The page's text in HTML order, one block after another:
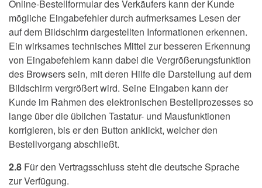
Online-Bestellformular des Verkäufers kann der Kunde
mögliche Eingabefehler durch aufmerksames Lesen der
auf dem Bildschirm dargestellten Informationen erkennen.
Ein wirksames technisches Mittel zur besseren Erkennung
von Eingabefehlern kann dabei die Vergrößerungsfunktion
des Browsers sein, mit deren Hilfe die Darstellung auf dem
Bildschirm vergrößert wird. Seine Eingaben kann der
Kunde im Rahmen des elektronischen Bestellprozesses so
lange über die üblichen Tastatur- und Mausfunktionen
korrigieren, bis er den Button anklickt, welcher den
Bestellvorgang abschließt.
2.8 Für den Vertragsschluss steht die deutsche Sprache
zur Verfügung.